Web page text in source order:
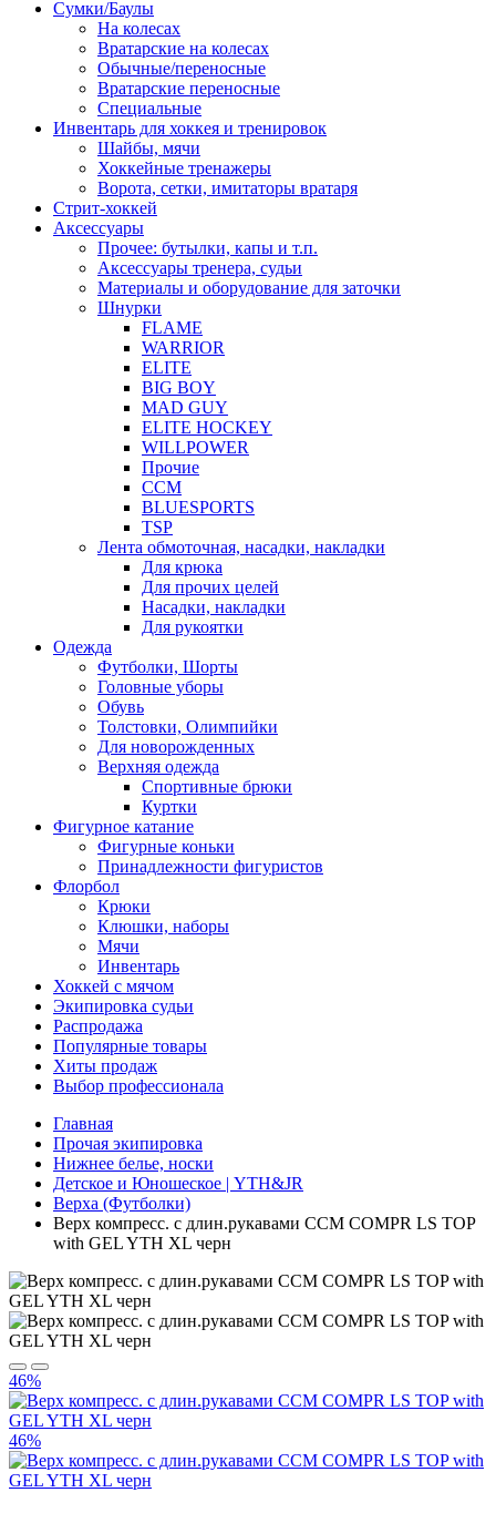
Сумки/Баулы
На колесах
Вратарские на колесах
Обычные/переносные
Вратарские переносные
Специальные
Инвентарь для хоккея и тренировок
Шайбы, мячи
Хоккейные тренажеры
Ворота, сетки, имитаторы вратаря
Стрит-хоккей
Аксессуары
Прочее: бутылки, капы и т.п.
Аксессуары тренера, судьи
Материалы и оборудование для заточки
Шнурки
FLAME
WARRIOR
ELITE
BIG BOY
MAD GUY
ELITE HOCKEY
WILLPOWER
Прочие
CCM
BLUESPORTS
TSP
Лента обмоточная, насадки, накладки
Для крюка
Для прочих целей
Насадки, накладки
Для рукоятки
Одежда
Футболки, Шорты
Головные уборы
Обувь
Толстовки, Олимпийки
Для новорожденных
Верхняя одежда
Спортивные брюки
Куртки
Фигурное катание
Фигурные коньки
Принадлежности фигуристов
Флорбол
Крюки
Клюшки, наборы
Мячи
Инвентарь
Хоккей с мячом
Экипировка судьи
Распродажа
Популярные товары
Хиты продаж
Выбор профессионала
Главная
Прочая экипировка
Нижнее белье, носки
Детское и Юношеское | YTH&JR
Верха (Футболки)
Верх компресс. с длин.рукавами CCM COMPR LS TOP
with GEL YTH XL черн
46%
46%